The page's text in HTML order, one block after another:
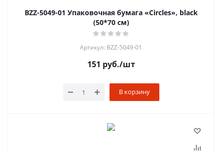
BZZ-5049-01 Упаковочная бумага «Circles», black
(50*70 см)
Артикул: BZZ-5049-01
151 руб./шт
В корзину